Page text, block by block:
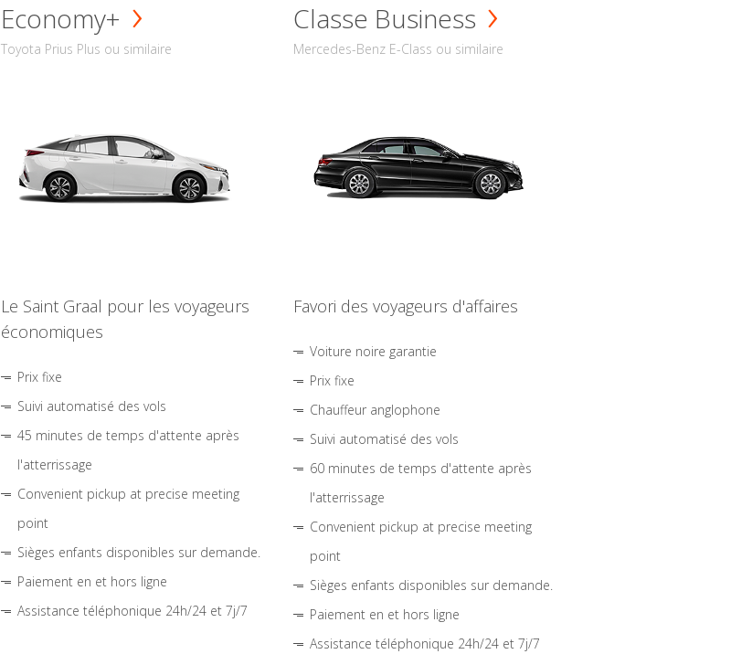
Economy+
Toyota Prius Plus ou similaire
Le Saint Graal pour les voyageurs
économiques
Prix fixe
Suivi automatisé des vols
45 minutes de temps d'attente après
l'atterrissage
Convenient pickup at precise meeting
point
Sièges enfants disponibles sur demande.
Paiement en et hors ligne
Assistance téléphonique 24h/24 et 7j/7
Classe Business
Mercedes-Benz E-Class ou similaire
Favori des voyageurs d'affaires
Voiture noire garantie
Prix fixe
Chauffeur anglophone
Suivi automatisé des vols
60 minutes de temps d'attente après
l'atterrissage
Convenient pickup at precise meeting
point
Sièges enfants disponibles sur demande.
Paiement en et hors ligne
Assistance téléphonique 24h/24 et 7j/7